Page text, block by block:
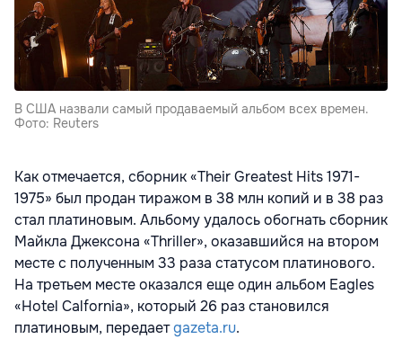
В США назвали самый продаваемый альбом всех времен.
Фото: Reuters
Как отмечается, сборник «Their Greatest Hits 1971-
1975» был продан тиражом в 38 млн копий и в 38 раз
стал платиновым. Альбому удалось обогнать сборник
Майкла Джексона «Thriller», оказавшийся на втором
месте с полученным 33 раза статусом платинового.
На третьем месте оказался еще один альбом Eagles
«Hotel Calfornia», который 26 раз становился
платиновым, передаетgazeta.ru.